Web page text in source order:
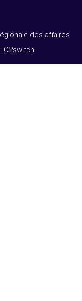
des affaires
O2switch